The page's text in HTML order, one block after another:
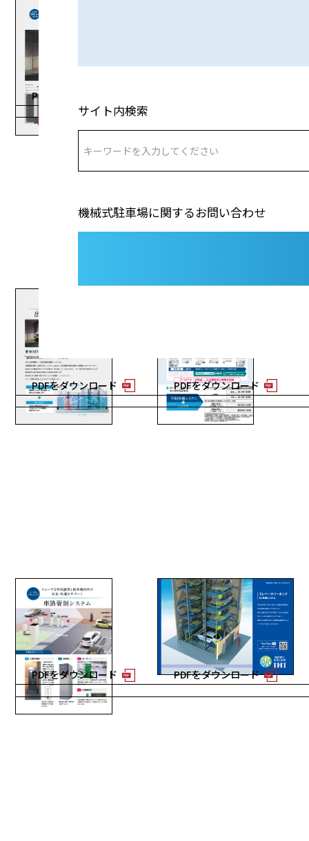
サイト内検索
機械式駐車場に関するお問い合わせ
大型車対応ハイグレード駐
車設備 Gran Series
2026年更新 2ページ
PDFをダウンロード
2026年更新 2ページ
PDFをダウンロード PDFをダウンロード
車路管制システム
2026年更新 2ページ
PDFをダウンロード
エレベータパーキングEV
充電システム
2026年更新 2ページ
PDFをダウンロード